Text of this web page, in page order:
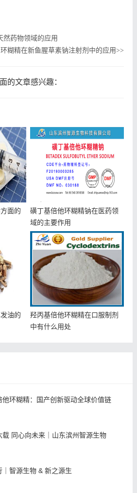
然药物领域的应用
糊精在新鱼腥草素钠注射剂中的应用>>
的文章感兴趣：
面的
磺丁基倍他环糊精钠在医药领
域的主要作用
油的
羟丙基倍他环糊精在口服制剂
中有什么用处
他环糊精：国产创新驱动全球价值链
载 同心向未来｜山东滨州智源生物
｜智源生物 & 新之源生